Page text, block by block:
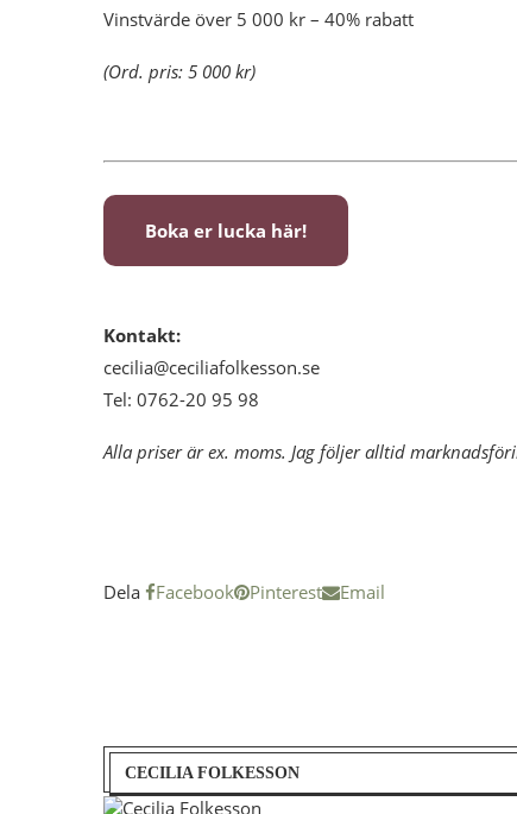
Vinstvärde över 5 000 kr – 40% rabatt
(Ord. pris: 5 000 kr)
Boka er lucka här!
Kontakt:
cecilia@ceciliafolkesson.se
Tel: 0762-20 95 98
Alla priser är ex. moms. Jag följer alltid
Dela Facebook Pinterest Email
CECILIA FOLKESSON